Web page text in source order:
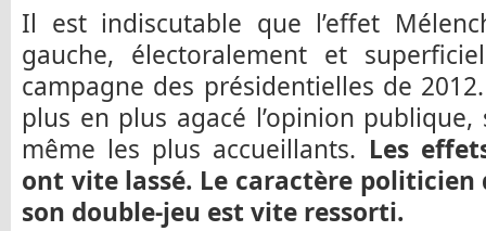
Il est indiscutable que l’effet
gauche, électoralement et
campagne des présidentielles de
plus en plus agacé l’opinion
même les plus accueillants. Les
ont vite lassé. Le caractère politicien
son double-jeu est vite ressorti.